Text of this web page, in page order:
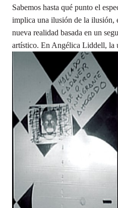
Sabemos hasta qué punto el
implica una ilusión de la ilusión,
nueva realidad basada en un
artístico. En Angélica Liddell, la